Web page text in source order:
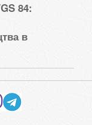
84:
в